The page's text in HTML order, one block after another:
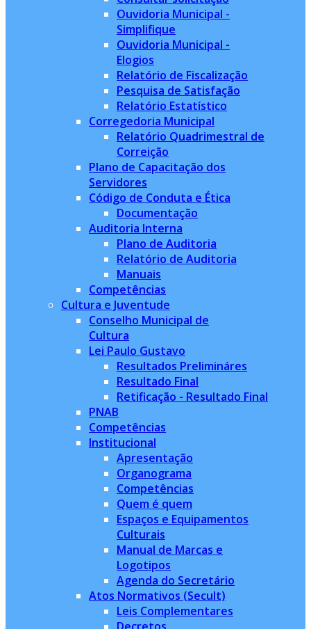
Ouvidoria Municipal -
Simplifique
Ouvidoria Municipal -
Elogios
Relatório de Fiscalização
Pesquisa de Satisfação
Relatório Estatístico
Corregedoria Municipal
Relatório Quadrimestral de
Correição
Plano de Capacitação dos
Servidores
Código de Conduta e Ética
Documentação
Auditoria Interna
Plano de Auditoria
Relatório de Auditoria
Manuais
Competências
Cultura e Juventude
Conselho Municipal de
Cultura
Lei Paulo Gustavo
Resultados Prelimináres
Resultado Final
Retificação - Resultado Final
PNAB
Competências
Institucional
Apresentação
Organograma
Competências
Quem é quem
Espaços e Equipamentos
Culturais
Manual de Marcas e
Logotipos
Agenda do Secretário
Atos Normativos (Secult)
Leis Complementares